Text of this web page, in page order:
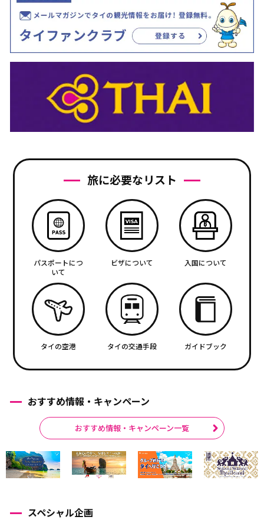
旅に必要なリスト
パスポートにつ
いて
ビザについて 入国について
タイの空港 タイの交通手段 ガイドブック
おすすめ情報・キャンペーン
おすすめ情報・キャンペーン一覧
スペシャル企画